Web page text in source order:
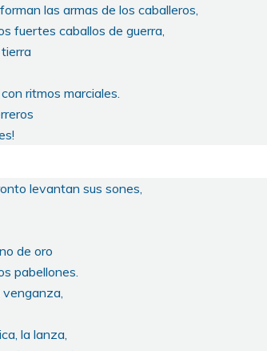
las armas de los caballeros,
fuertes caballos de guerra,
ritmos marciales.
levantan sus sones,
de oro
pabellones.
la lanza,